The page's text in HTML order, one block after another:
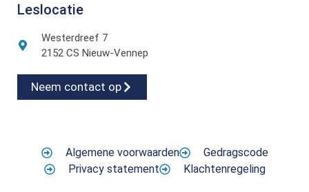
Leslocatie
Westerdreef 7
2152 CS Nieuw-Vennep
Neem contact op
Algemene voorwaarden
Gedragscode
Privacy statement
Klachtenregeling